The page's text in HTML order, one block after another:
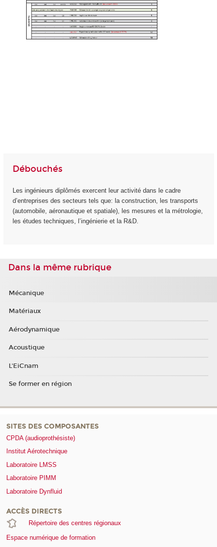
Débouchés
Les ingénieurs diplômés exercent leur activité dans le cadre
d’entreprises des secteurs tels que: la construction, les transports
(automobile, aéronautique et spatiale), les mesures et la métrologie,
les études techniques, l’ingénierie et la R&D.
Dans la même rubrique
Mécanique
Matériaux
Aérodynamique
Acoustique
L'EiCnam
Se former en région
SITES DES COMPOSANTES
CPDA (audioprothésiste)
Institut Aérotechnique
Laboratoire LMSS
Laboratoire PIMM
Laboratoire Dynfluid
ACCÈS DIRECTS
Répertoire des centres régionaux
Espace numérique de formation